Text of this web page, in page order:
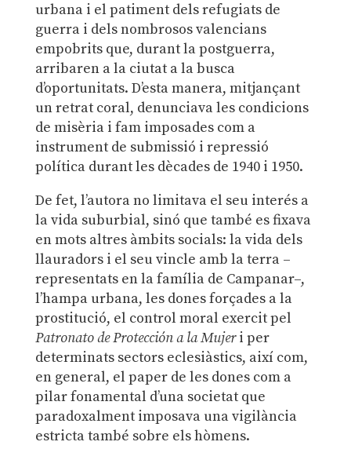
urbana i el patiment dels refugiats de
guerra i dels nombrosos valencians
empobrits que, durant la postguerra,
arribaren a la ciutat a la busca
d’oportunitats. D’esta manera, mitjançant
un retrat coral, denunciava les condicions
de misèria i fam imposades com a
instrument de submissió i repressió
política durant les dècades de 1940 i 1950.
De fet, l’autora no limitava el seu interés a
la vida suburbial, sinó que també es fixava
en mots altres àmbits socials: la vida dels
llauradors i el seu vincle amb la terra –
representats en la família de Campanar–,
l’hampa urbana, les dones forçades a la
prostitució, el control moral exercit pel
Patronato de Protección a la Mujeri per
determinats sectors eclesiàstics, així com,
en general, el paper de les dones com a
pilar fonamental d’una societat que
paradoxalment imposava una vigilància
estricta també sobre els hòmens.